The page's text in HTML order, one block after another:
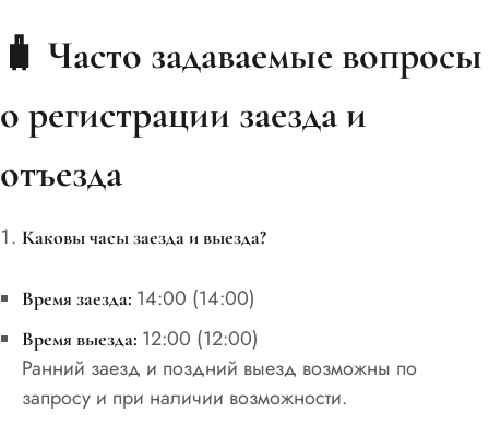
🧳 Часто задаваемые вопросы
о регистрации заезда и
отъезда
Каковы часы заезда и выезда?
Время заезда: 14:00 (14:00)
Время выезда: 12:00 (12:00)
Ранний заезд и поздний выезд возможны по
запросу и при наличии возможности.